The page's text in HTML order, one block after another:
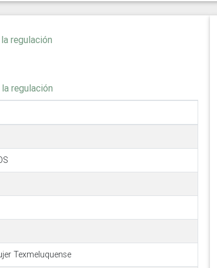
regulación
regulación
Texmeluquense